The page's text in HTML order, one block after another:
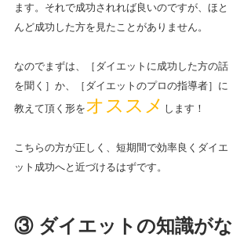
ます。それで成功されれば良いのですが、ほと
んど成功した方を見たことがありません。
なのでまずは、［ダイエットに成功した方の話
を聞く］か、［ダイエットのプロの指導者］に
教えて頂く形をオススメ します！
こちらの方が正しく、短期間で効率良くダイエ
ット成功へと近づけるはずです。
③ ダイエットの知識がな